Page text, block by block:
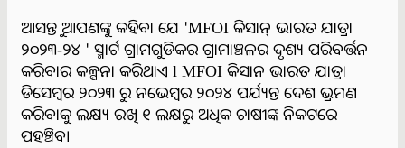
ଆସନ୍ତୁ ଆପଣଙ୍କୁ କହିବା ଯେ 'MFOI କିସାନ୍ ଭାରତ ଯାତ୍ରା
୨୦୨୩-୨୪ ' ସ୍ମାର୍ଟ ଗ୍ରାମଗୁଡିକର ଗ୍ରାମାଞ୍ଚଳର ଦୃଶ୍ୟ ପରିବର୍ତ୍ତନ
କରିବାର କଳ୍ପନା କରିଥାଏ l MFOI କିସାନ ଭାରତ ଯାତ୍ରା
ଡିସେମ୍ବର ୨୦୨୩ ରୁ ନଭେମ୍ବର ୨୦୨୪ ପର୍ଯ୍ୟନ୍ତ ଦେଶ ଭ୍ରମଣ
କରିବାକୁ ଲକ୍ଷ୍ୟ ରଖି ୧ ଲକ୍ଷରୁ ଅଧିକ ଚାଷୀଙ୍କ ନିକଟରେ
ପହଞ୍ଚିବ।